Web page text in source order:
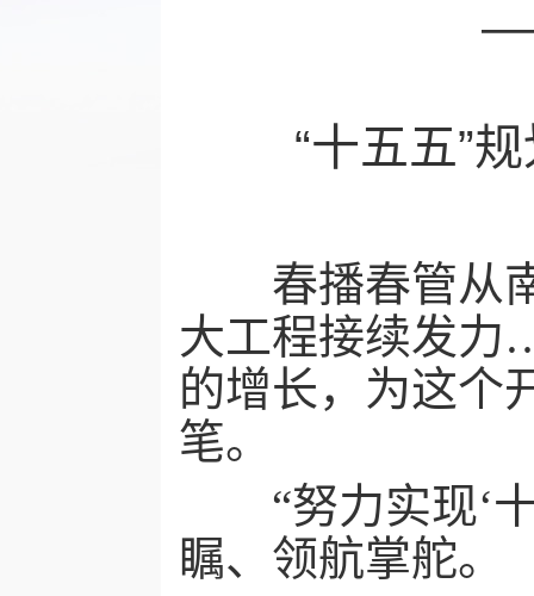
“十五五”规
春播春管从南
大工程接续发力
的增长，为这个
笔。
“努力实现‘十
瞩、领航掌舵。